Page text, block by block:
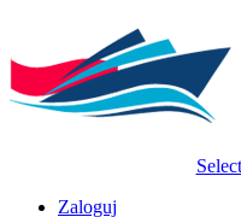
Zaloguj